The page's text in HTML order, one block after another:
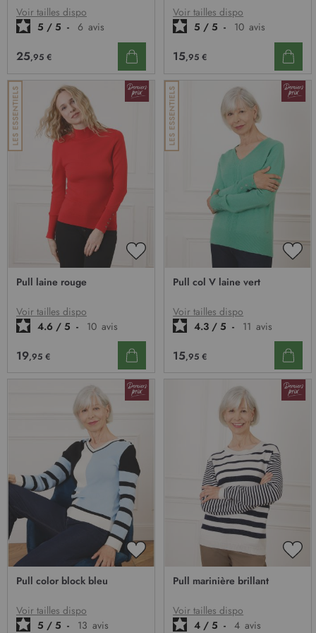
D’ENVIE
Voir tailles dispo
5 / 5 - 6 avis
25,95 €
Voir tailles dispo
5 / 5 - 10 avis
15,95 €
AJOUTER
D’ENVIE
Pull laine rouge
Voir tailles dispo
4.6 / 5 - 10 avis
19,95 €
Pull col V laine vert
Voir tailles dispo
4.3 / 5 - 11 avis
15,95 €
AJOUTER
D’ENVIE
Pull color block bleu
Voir tailles dispo
5 / 5 - 13 avis
Pull marinière brillant
Voir tailles dispo
4 / 5 - 4 avis